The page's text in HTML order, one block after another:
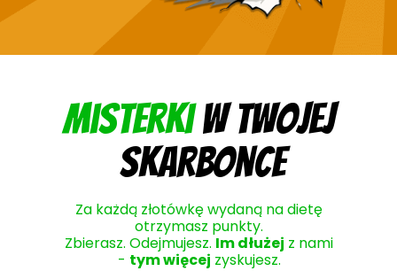
Za każdą złotówkę wydaną na dietę
otrzymasz punkty.
Zbierasz. Odejmujesz. Im dłużej z nami
- tym więcej zyskujesz.
Misterkiw twojej
skarbonce